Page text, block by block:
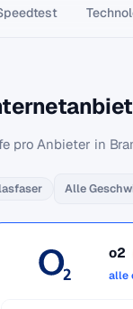
pro Anbieter in
o2
alle